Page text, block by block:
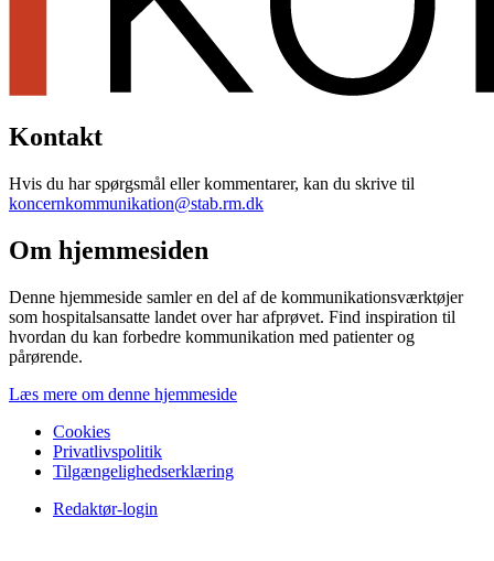
Kontakt
Hvis du har spørgsmål eller kommentarer, kan du skrive til
koncernkommunikation@stab.rm.dk
Om hjemmesiden
Denne hjemmeside samler en del af de kommunikationsværktøjer
som hospitalsansatte landet over har afprøvet. Find inspiration til
hvordan du kan forbedre kommunikation med patienter og
pårørende.
Læs mere om denne hjemmeside
Cookies
Privatlivspolitik
Tilgængelighedserklæring
Redaktør-login